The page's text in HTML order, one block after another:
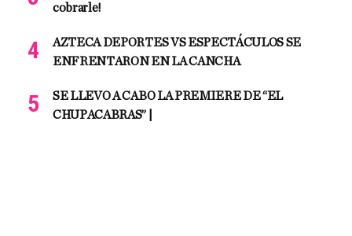
cobrarle!
AZTECA DEPORTES VS ESPECTÁCULOS SE
ENFRENTARON EN LA CANCHA
SE LLEVO A CABO LA PREMIERE DE “EL
CHUPACABRAS” |